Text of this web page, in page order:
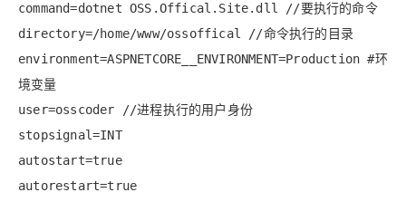
command=dotnet OSS.Offical.Site.dll //要执行的命令
directory=/home/www/ossoffical //命令执行的目录
environment=ASPNETCORE__ENVIRONMENT=Production #环
境变量
user=osscoder //进程执行的用户身份
stopsignal=INT
autostart=true
autorestart=true